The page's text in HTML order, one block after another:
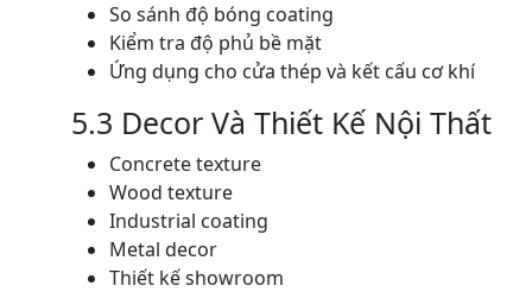
So sánh độ bóng coating
Kiểm tra độ phủ bề mặt
Ứng dụng cho cửa thép và kết cấu cơ khí
5.3 Decor Và Thiết Kế Nội Thất
Concrete texture
Wood texture
Industrial coating
Metal decor
Thiết kế showroom